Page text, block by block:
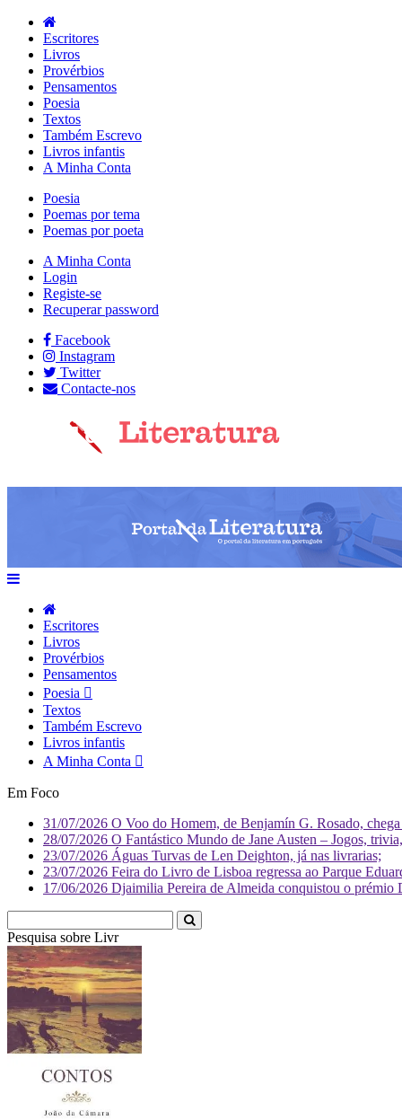
Escritores
Livros
Provérbios
Pensamentos
Poesia
Textos
Também Escrevo
Livros infantis
A Minha Conta
Poesia
Poemas por tema
Poemas por poeta
A Minha Conta
Login
Registe-se
Recuperar password
Facebook
Instagram
Twitter
Contacte-nos
Escritores
Livros
Provérbios
Pensamentos
Poesia
Textos
Também Escrevo
Livros infantis
A Minha Conta
Em Foco
31/07/2026 O Voo do Homem, de Benjamín G. Rosado,
28/07/2026 O Fantástico Mundo de Jane Austen – Jogos,
23/07/2026 Águas Turvas de Len Deighton, já nas livrarias;
23/07/2026 Feira do Livro de Lisboa regressa ao Parque
17/06/2026 Djaimilia Pereira de Almeida conquistou o
Pesquisa sobre Literatura